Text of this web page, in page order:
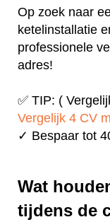
Op zoek naar
ketelinstallatie
professionele
adres!
✅ TIP: (
Vergelijk 4 CV
✓ Bespaar tot
Wat
tijdens de